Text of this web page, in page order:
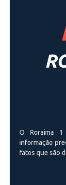
O Roraima
informação
fatos que são